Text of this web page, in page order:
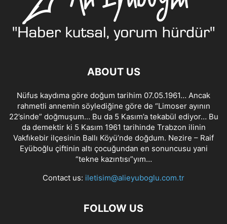
ABOUT US
Nüfus kaydıma göre doğum tarihim 07.05.1961… Ancak
rahmetli annemin söylediğine göre de “Limoser ayının
22’sinde” doğmuşum… Bu da 5 Kasım’a tekabül ediyor… Bu
da demektir ki 5 Kasım 1961 tarihinde Trabzon ilinin
Vakfıkebir ilçesinin Ballı Köyü’nde doğdum. Nezire – Raif
Eyüboğlu çiftinin altı çocuğundan en sonuncusu yani
“tekne kazıntısı”yım…
Contact us: iletisim@alieyuboglu.com.tr
FOLLOW US